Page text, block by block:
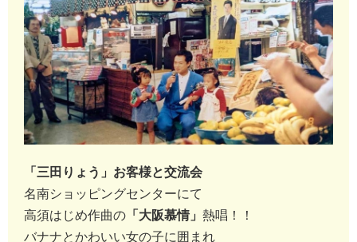
「三田りょう」お客様と交流会
名南ショッピングセンターにて
高須はじめ作曲の 「大阪慕情」 熱唱！！
バナナとかわいい女の子に囲まれ